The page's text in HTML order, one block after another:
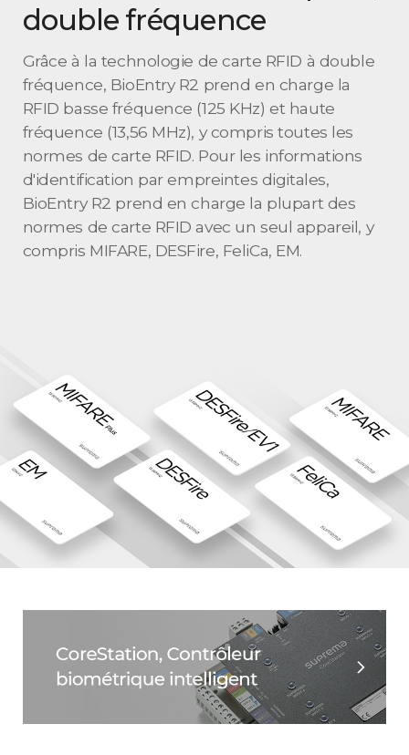
double fréquence
Grâce à la technologie de carte RFID à double
fréquence, BioEntry R2 prend en charge la
RFID basse fréquence (125 KHz) et haute
fréquence (13,56 MHz), y compris toutes les
normes de carte RFID. Pour les informations
d'identification par empreintes digitales,
BioEntry R2 prend en charge la plupart des
normes de carte RFID avec un seul appareil, y
compris MIFARE, DESFire, FeliCa, EM.